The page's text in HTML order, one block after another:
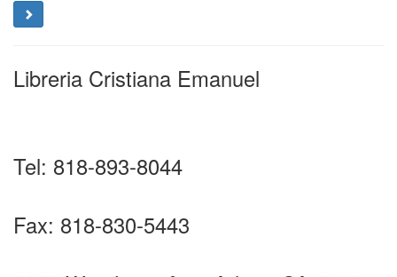
Libreria Cristiana Emanuel
Tel: 818-893-8044
Fax: 818-830-5443